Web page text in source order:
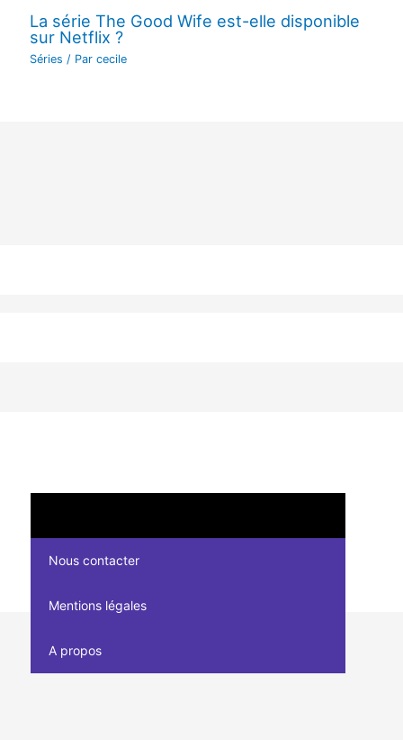
La série The Good Wife est-elle disponible
sur Netflix ?
Séries / Par cecile
Nous contacter
Mentions légales
A propos